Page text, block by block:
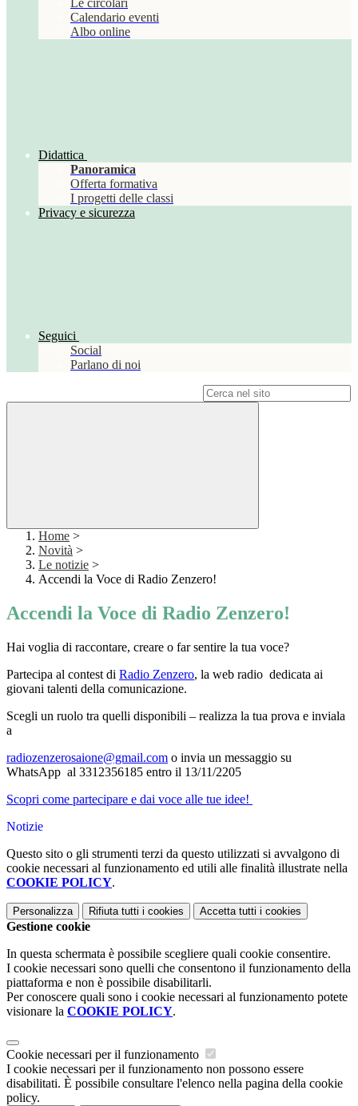
Le circolari
Calendario eventi
Albo online
Didattica
Panoramica
Offerta formativa
I progetti delle classi
Privacy e sicurezza
Seguici
Social
Parlano di noi
Home >
Novità >
Le notizie >
Accendi la Voce di Radio Zenzero!
Accendi la Voce di Radio Zenzero!
Hai voglia di raccontare, creare o far sentire la tua voce?
Partecipa al contest di Radio Zenzero, la web radio dedicata ai
giovani talenti della comunicazione.
Scegli un ruolo tra quelli disponibili – realizza la tua prova e inviala
a
radiozenzerosaione@gmail.com o invia un messaggio su
WhatsApp al 3312356185 entro il 13/11/2205
Scopri come partecipare e dai voce alle tue idee!
Notizie
Questo sito o gli strumenti terzi da questo utilizzati si avvalgono di
cookie necessari al funzionamento ed utili alle finalità illustrate nella
COOKIE POLICY.
Personalizza Rifiuta tutti i cookies Accetta tutti i cookies
Gestione cookie
In questa schermata è possibile scegliere quali cookie consentire.
I cookie necessari sono quelli che consentono il funzionamento della
piattaforma e non è possibile disabilitarli.
Per conoscere quali sono i cookie necessari al funzionamento potete
visionare la COOKIE POLICY.
Cookie necessari per il funzionamento
I cookie necessari per il funzionamento non possono essere
disabilitati. È possibile consultare l'elenco nella pagina della cookie
policy.